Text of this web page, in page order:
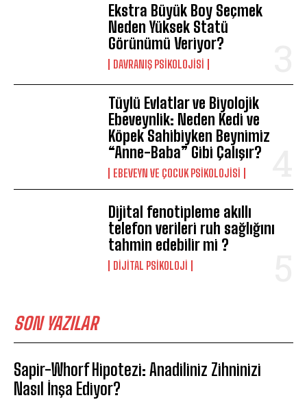
Ekstra Büyük Boy Seçmek
Neden Yüksek Statü
Görünümü Veriyor?
DAVRANIŞ PSIKOLOJISI
Tüylü Evlatlar ve Biyolojik
Ebeveynlik: Neden Kedi ve
Köpek Sahibiyken Beynimiz
“Anne-Baba” Gibi Çalışır?
EBEVEYN VE ÇOCUK PSIKOLOJISI
Dijital fenotipleme akıllı
telefon verileri ruh sağlığını
tahmin edebilir mi ?
DIJITAL PSIKOLOJI
SON YAZILAR
Sapir-Whorf Hipotezi: Anadiliniz Zihninizi
Nasıl İnşa Ediyor?